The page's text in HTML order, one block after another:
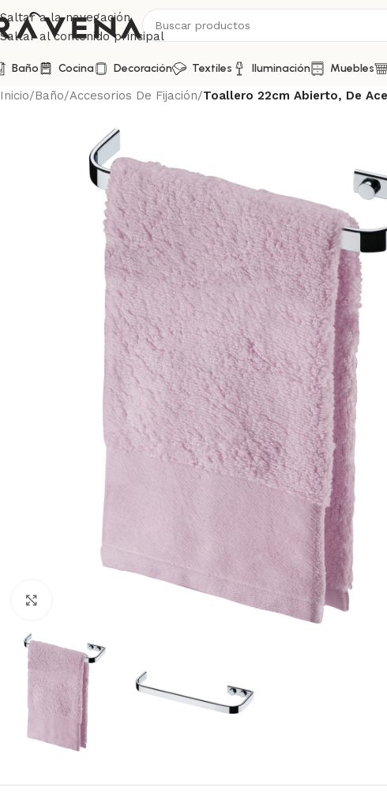
Saltar a la navegación
Saltar al contenido principal
Baño Cocina Decoración Textiles Iluminación Muebles
Inicio/Baño/Accesorios De Fijación/Toallero 22cm Abierto, De